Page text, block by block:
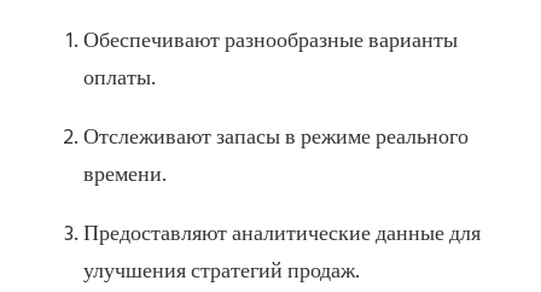
Обеспечивают разнообразные варианты
оплаты.
Отслеживают запасы в режиме реального
времени.
Предоставляют аналитические данные для
улучшения стратегий продаж.